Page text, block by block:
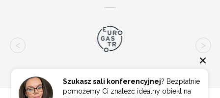
Szukasz sali konferencyjnej? Bezpłatnie
pomożemy Ci znaleźć idealny obiekt na